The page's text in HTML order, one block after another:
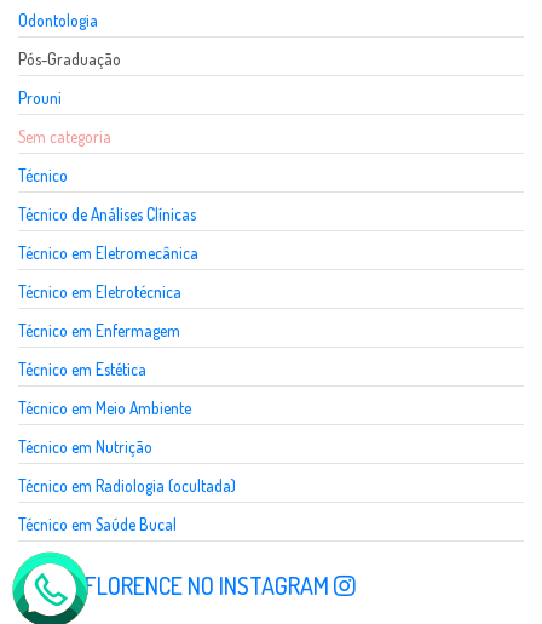
Odontologia
Pós-Graduação
Prouni
Sem categoria
Técnico
Técnico de Análises Clínicas
Técnico em Eletromecânica
Técnico em Eletrotécnica
Técnico em Enfermagem
Técnico em Estética
Técnico em Meio Ambiente
Técnico em Nutrição
Técnico em Radiologia (ocultada)
Técnico em Saúde Bucal
SIGA A FLORENCE NO INSTAGRAM